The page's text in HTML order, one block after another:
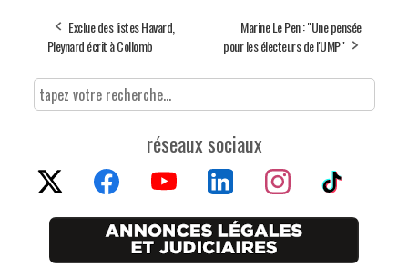
Exclue des listes Havard,
Pleynard écrit à Collomb
Marine Le Pen : "Une pensée
pour les électeurs de l'UMP"
réseaux sociaux